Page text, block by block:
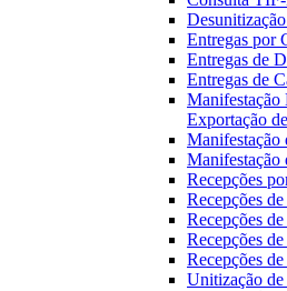
Entregas por
Entregas de
Entregas de
Manifestação
Exportação
Manifestação
Manifestação
Recepções
Recepções
Recepções
Recepções
Recepções
Unitização de